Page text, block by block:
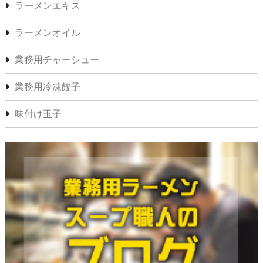
ラーメンエキス
ラーメンオイル
業務用チャーシュー
業務用冷凍餃子
味付け玉子